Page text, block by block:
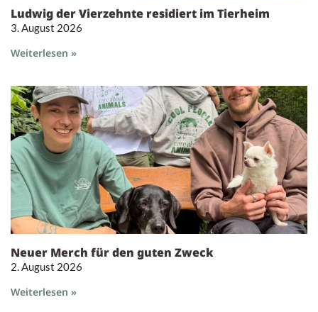
Ludwig der Vierzehnte residiert im Tierheim
3. August 2026
Weiterlesen »
Neuer Merch für den guten Zweck
2. August 2026
Weiterlesen »